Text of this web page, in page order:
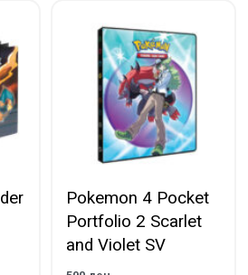
Pokemon 4 Pocket
Portfolio 2 Scarlet
and Violet SV